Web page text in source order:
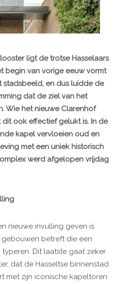
ligt de trotse Hasselaars
begin van vorige eeuw vormt
stadsbeeld, en dus luidde de
dat de ziel van het
Wie het nieuwe Clarenhof
ook effectief gelukt is. In de
kapel vervloeien oud en
met een uniek historisch
werd afgelopen vrijdag
nieuwe invulling geven is
betreft die een
Dit laatste gaat zeker
dat de Hasseltse binnenstad
met zijn iconische kapeltoren